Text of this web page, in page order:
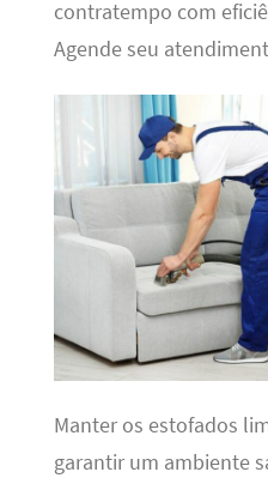
contratempo com
Agende seu
Manter os estofados
garantir um ambiente